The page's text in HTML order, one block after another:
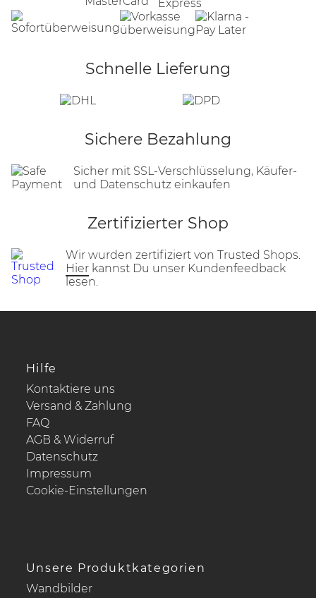
Schnelle Lieferung
Sichere Bezahlung
Sicher mit SSL-Verschlüsselung, Käufer-
und Datenschutz einkaufen
Zertifizierter Shop
Wir wurden zertifiziert von Trusted Shops.
Hier kannst Du unser Kundenfeedback
lesen.
Hilfe
Kontaktiere uns
Versand & Zahlung
FAQ
AGB & Widerruf
Datenschutz
Impressum
Cookie-Einstellungen
Unsere Produktkategorien
Wandbilder